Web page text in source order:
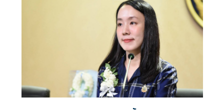
เข้าบริหารประเทศ 4 เดือน สามารถรับมือกับวิกฤตพลังงาน
และสงครามตะวันออกกลางได้ดี ส่งผลให้ราคาสินค้าเกษตร